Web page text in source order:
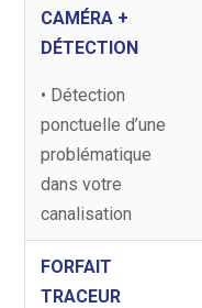
CAMÉRA +
DÉTECTION
• Détection
ponctuelle d’une
problématique
dans votre
canalisation
FORFAIT
TRACEUR